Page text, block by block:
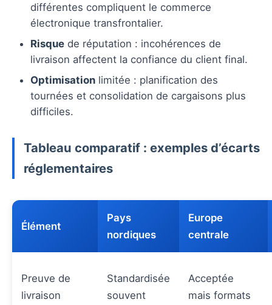
différentes compliquent le commerce
électronique transfrontalier.
Risque de réputation : incohérences de
livraison affectent la confiance du client final.
Optimisation limitée : planification des
tournées et consolidation de cargaisons plus
difficiles.
Tableau comparatif : exemples d’écarts
réglementaires
Élément
Pays
nordiques
Europe
centrale
Preuve de
livraison
Standardisée
souvent
Acceptée
mais formats